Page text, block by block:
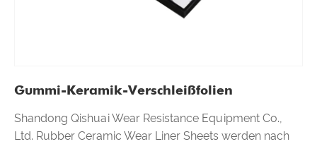
Gummi-Keramik-Verschleißfolien
Shandong Qishuai Wear Resistance Equipment Co.,
Ltd. Rubber Ceramic Wear Liner Sheets werden nach